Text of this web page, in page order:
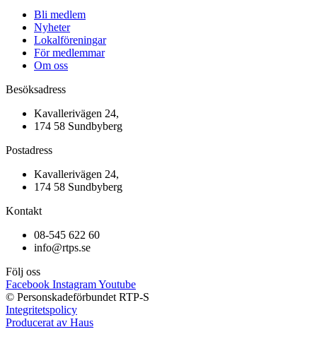
Bli medlem
Nyheter
Lokalföreningar
För medlemmar
Om oss
Besöksadress
Kavallerivägen 24,
174 58 Sundbyberg
Postadress
Kavallerivägen 24,
174 58 Sundbyberg
Kontakt
08-545 622 60
info@rtps.se
Följ oss
Facebook InstagramYoutube
© Personskadeförbundet RTP-S
Integritetspolicy
Producerat av Haus